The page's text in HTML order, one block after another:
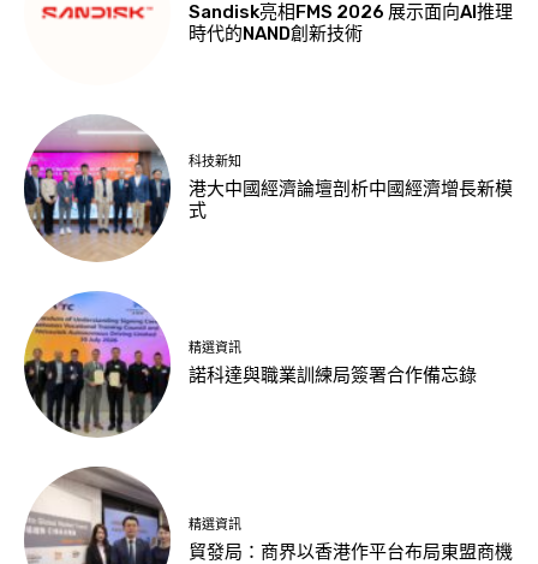
Sandisk亮相FMS 2026 展示面向AI推理
時代的NAND創新技術
科技新知
港大中國經濟論壇剖析中國經濟增長新模
式
精選資訊
諾科達與職業訓練局簽署合作備忘錄
精選資訊
貿發局：商界以香港作平台布局東盟商機